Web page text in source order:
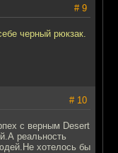
# 9
черный рюкзак.
# 10
с верным Desert
реальность
хотелось бы